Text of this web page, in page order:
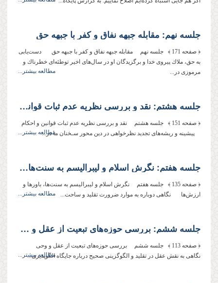
جلسه نهم: مقابله جبهه نفاق و كفر با جبهه حق
﴿ صفحه 171 ﴾ جلسه نهم مقابله جبهه نفاق و كفر با جبهه حق دست‌‌یابى
به حق، ملاك پیروى خدا و برگزیدگان او در سال‌‌هاى اخیر توطئه‌‌اى خطرناك و
مرموزى در...
مطالعه بیشتر...
جلسه هشتم: نقد و بررسى نظریه عدم ثبات قوانین و احكام
﴿ صفحه 151 ﴾ جلسه هشتم نقد و بررسى نظریه عدم ثبات قوانین و احكام
پیشینه و ریشه‌‌هاى تجدید نظرخواهى در دین محور سـخنان ما در...مطالعه بیشتر...
جلسه هفتم: نگرش اسلام و لیبرالیسم به سنت‌‌ها، باورها و ارزش‌‌ها
﴿ صفحه 135 ﴾ جلسه هفتم نگرش اسلام و لیبرالیسم به سنت‌‌ها، باورها و
ارزش‌‌ها نگاهى دوباره به موارد ضرورت تقلید و ساحت...
مطالعه بیشتر...
جلسه ششم: بررسى حوزه‌‌هاى تبعیت از عقل و وحى
﴿ صفحه 113 ﴾ جلسه ششم بررسى حوزه‌‌هاى تبعیت از عقل و وحى
نگاهى به نقش عقل در تقلید و الگوگزینى صحیح درباره جایگاه الگوپذیرى...
مطالعه بیشتر...